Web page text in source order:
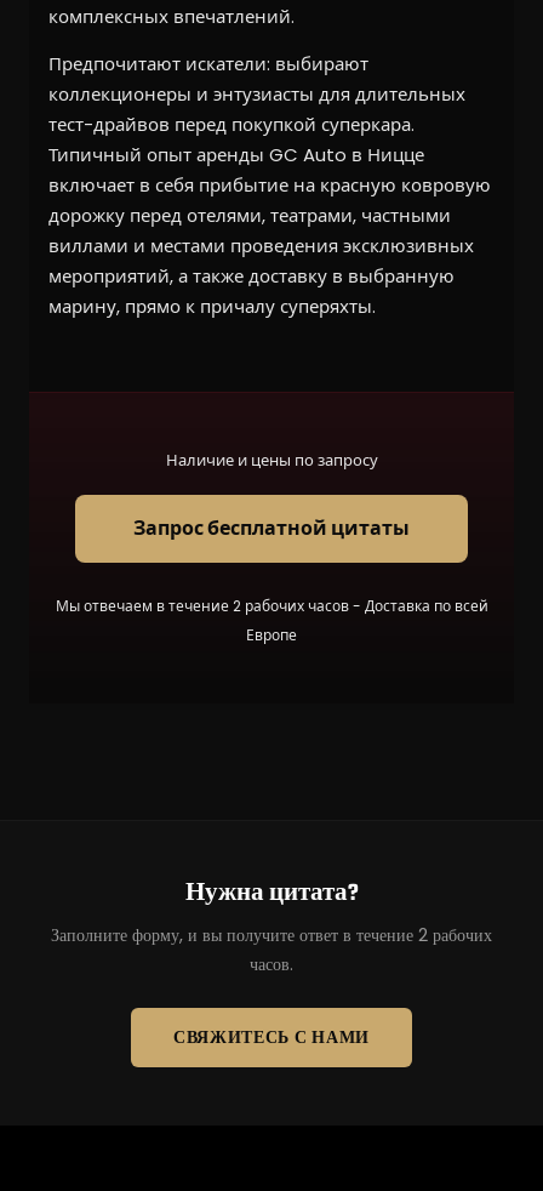
комплексных впечатлений.
Предпочитают искатели: выбирают
коллекционеры и энтузиасты для длительных
тест-драйвов перед покупкой суперкара.
Типичный опыт аренды GC Auto в Ницце
включает в себя прибытие на красную ковровую
дорожку перед отелями, театрами, частными
виллами и местами проведения эксклюзивных
мероприятий, а также доставку в выбранную
марину, прямо к причалу суперяхты.
Наличие и цены по запросу
Запрос бесплатной цитаты
Мы отвечаем в течение 2 рабочих часов - Доставка по всей
Европе
Нужна цитата?
Заполните форму, и вы получите ответ в течение 2 рабочих
часов.
СВЯЖИТЕСЬ С НАМИ